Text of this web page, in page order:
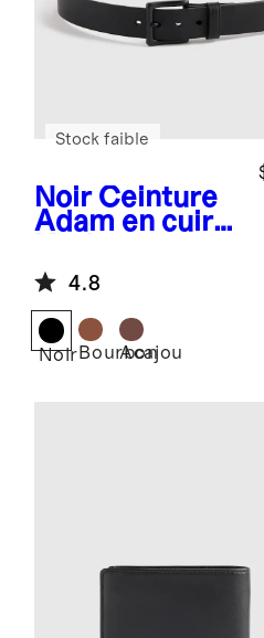
Noir Ceinture
Adam en cuir
jean
Stock faible
4.8
Noir Bourbon
Acajou